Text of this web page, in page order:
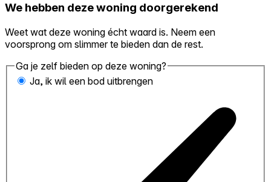
We hebben deze woning doorgerekend
Weet wat deze woning écht waard is. Neem een
voorsprong om slimmer te bieden dan de rest.
Ga je zelf bieden op deze woning?
Ja, ik wil een bod uitbrengen